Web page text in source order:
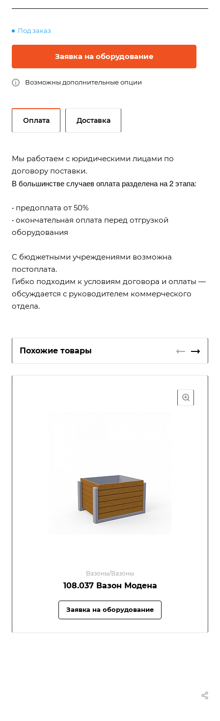
Под заказ
Заявка на оборудование
Возможны дополнительные опции
Оплата Доставка
Мы работаем с юридическими лицами по
договору поставки.
В большинстве случаев оплата разделена на 2 этапа:
• предоплата от 50%
• окончательная оплата перед отгрузкой
оборудования
С бюджетными учреждениями возможна
постоплата.
Гибко подходим к условиям договора и оплаты —
обсуждается с руководителем коммерческого
отдела.
Похожие товары
Вазоны/Вазоны
108.037 Вазон Модена
Заявка на оборудование